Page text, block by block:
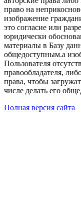
право на
изображение
это согласие или
юридически
материалы в Базу
общедоступным.а
Пользователя
правообладателя,
права, чтобы
числе делать его
Полная версия сайта